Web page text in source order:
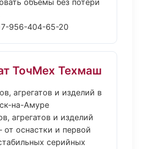
объёмы без потери
956-404-65-20
ТочМех Техмаш
агрегатов и изделий в
на-Амуре
агрегатов и изделий
оснастки и первой
серийных